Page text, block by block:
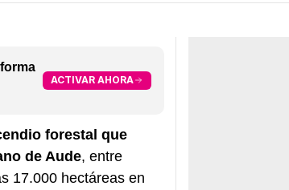
ACTIVAR AHORA
forestal que
de Aude, entre
17.000 hectáreas en